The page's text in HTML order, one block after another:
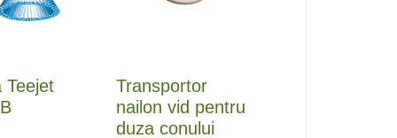
Teejet
Transportor
nailon vid pentru
duza conului